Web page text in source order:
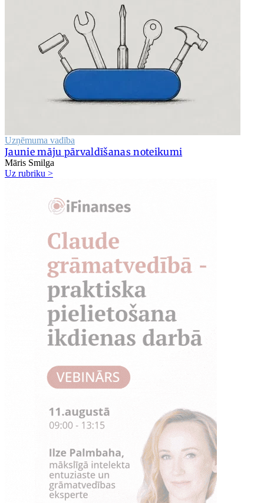
Uzņēmuma vadība
Jaunie māju pārvaldīšanas noteikumi
Māris Smilga
Uz rubriku >